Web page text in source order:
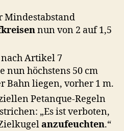
nun von 2 auf 1,5
nach Artikel 7
nun höchstens 50 cm
Bahn liegen, vorher 1 m.
Petanque-Regeln
„Es ist verboten,
anzufeuchten.“